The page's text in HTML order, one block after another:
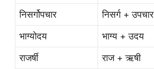
निसर्गोपचार
निसर्ग + उपचार
भाग्योदय
भाग्य + उदय
राजर्षी
राज + ऋषी